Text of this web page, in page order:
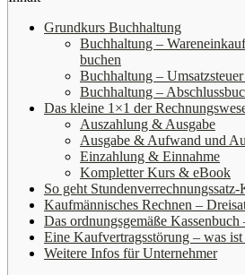
Grundkurs Buchhaltung
Buchhaltung –
buchen
Buchhaltung –
Buchhaltung –
Das kleine 1×1 der
Auszahlung & Ausgabe
Ausgabe & Aufwand und
Einzahlung & Einnahme
Kompletter Kurs & eBook
So geht
Kaufmännisches Rechnen –
Das ordnungsgemäße Kassenbuch
Eine Kaufvertragsstörung – was ist
Weitere Infos für Unternehmer